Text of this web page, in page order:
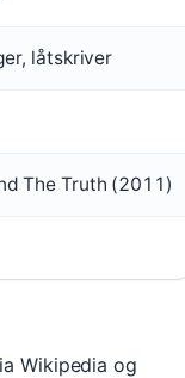
låtskriver
The Truth (2011)
Wikipedia og